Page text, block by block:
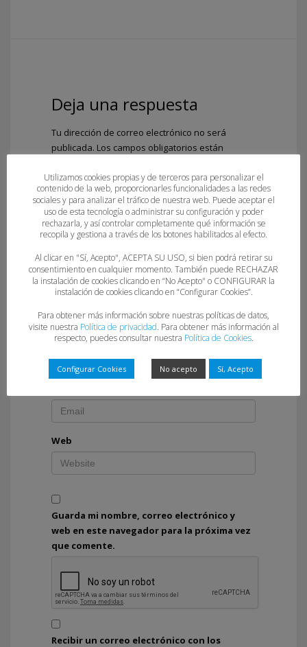
Deja una respuesta
Tu dirección de correo electrónico no será
publicada. Los campos obligatorios están
Comentario*
Nombre *
Web
Guarda mi nombre, correo electrónico y
web en este navegador para la próxima vez
que comente.
Recibir un correo electrónico con los
Utilizamos cookies propias y de terceros para personalizar el
contenido de la web, proporcionarles funcionalidades a las redes
sociales y para analizar el tráfico de nuestra web. Puede aceptar el
uso de esta tecnología o administrar su configuración y poder
rechazarla, y así controlar completamente qué información se
recopila y gestiona a través de los botones habilitados al efecto.
Al clicar en "Sí, Acepto", ACEPTA SU USO, si bien podrá retirar su
consentimiento en cualquier momento. También puede RECHAZAR
la instalación de cookies clicando en “No Acepto" o CONFIGURAR la
instalación de cookies clicando en “Configurar Cookies”.
Para obtener más información sobre nuestras políticas de datos,
visite nuestra Política de privacidad. Para obtener más información al
respecto, puedes consultar nuestra Política de Cookies.
Configurar Cookies No acepto Sí, Acepto